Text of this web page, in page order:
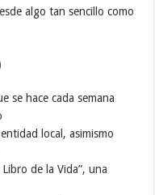
algo tan sencillo como
se hace cada semana
local, asimismo
de la Vida”, una